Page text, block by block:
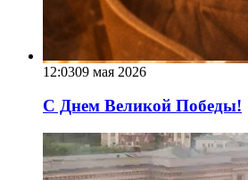
12:0309 мая 2026
С Днем Великой Победы!